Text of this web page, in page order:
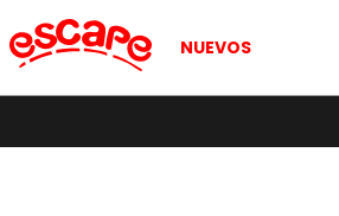
NUEVOS